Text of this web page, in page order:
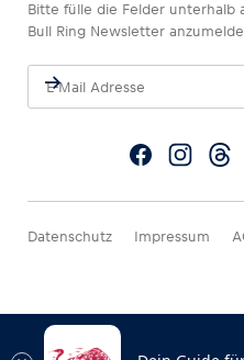
Bitte fülle die Felder unterhalb
Bull Ring Newsletter
Datenschutz Impressum